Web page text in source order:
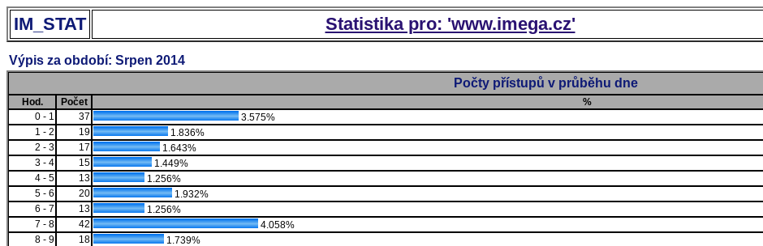
IM_STAT Statistika pro: 'www.imega.cz'
Výpis za období: Srpen 2014
Počty přístupů v průběhu dne
Hod. Počet
%
0 - 1
37
3.575%
1 - 2
19
1.836%
2 - 3
17
1.643%
3 - 4
15
1.449%
4 - 5
13
1.256%
5 - 6
20
1.932%
6 - 7
13
1.256%
7 - 8
42
4.058%
8 - 9
18
1.739%